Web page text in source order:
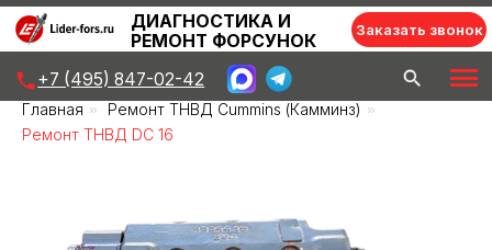
Заказать звонок
ДИАГНОСТИКА И
РЕМОНТ ФОРСУНОК
Главная » Ремонт ТНВД Cummins (Камминз) »
Ремонт ТНВД DC 16